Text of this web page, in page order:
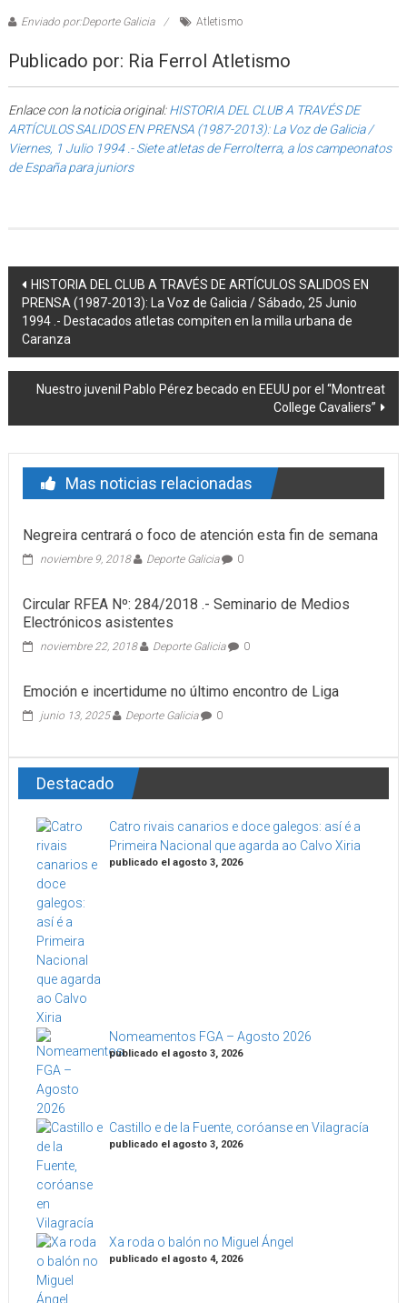
Enviado por:Deporte Galicia Atletismo
Publicado por: Ria Ferrol Atletismo
Enlace con la noticia original:HISTORIA DEL CLUB A TRAVÉS DE
ARTÍCULOS SALIDOS EN PRENSA (1987-2013): La Voz de Galicia /
Viernes, 1 Julio 1994 .- Siete atletas de Ferrolterra, a los campeonatos
de España para juniors
Post navigation
HISTORIA DEL CLUB A TRAVÉS DE ARTÍCULOS SALIDOS EN
PRENSA (1987-2013): La Voz de Galicia / Sábado, 25 Junio
1994 .- Destacados atletas compiten en la milla urbana de
Caranza
Nuestro juvenil Pablo Pérez becado en EEUU por el “Montreat
College Cavaliers”
Mas noticias relacionadas
Negreira centrará o foco de atención esta fin de semana
noviembre 9, 2018 Deporte Galicia 0
Circular RFEA Nº: 284/2018 .- Seminario de Medios
Electrónicos asistentes
noviembre 22, 2018 Deporte Galicia 0
Emoción e incertidume no último encontro de Liga
junio 13, 2025 Deporte Galicia 0
Destacado
Catro rivais canarios e doce galegos: así é a
Primeira Nacional que agarda ao Calvo Xiria
publicado el agosto 3, 2026
Nomeamentos FGA – Agosto 2026
publicado el agosto 3, 2026
Castillo e de la Fuente, coróanse en Vilagracía
publicado el agosto 3, 2026
Xa roda o balón no Miguel Ángel
publicado el agosto 4, 2026